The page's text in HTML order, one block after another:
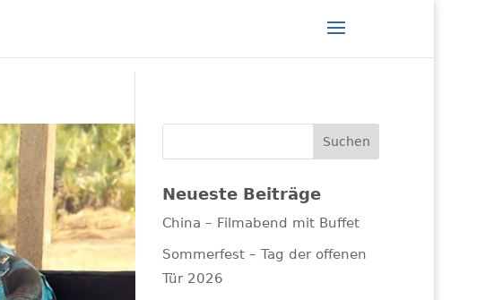
Neueste Beiträge
China – Filmabend mit Buffet
Sommerfest – Tag der offenen
Tür 2026